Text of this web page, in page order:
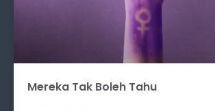
Mereka Tak Boleh Tahu